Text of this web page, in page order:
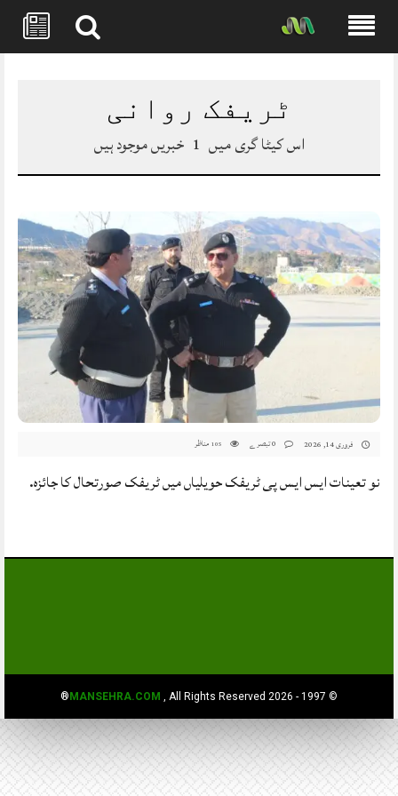
ٹریفک روانی
اس کیٹا گری میں 1 خبریں موجود ہیں
فروری 14, 2026 105 مناظر
نو تعینات ایس ایس پی ٹریفک حویلیاں میں ٹریفک صورتحال کا جائزہ.
© 1997 - 2026
MANSEHRA.COM , All Rights Reserved®